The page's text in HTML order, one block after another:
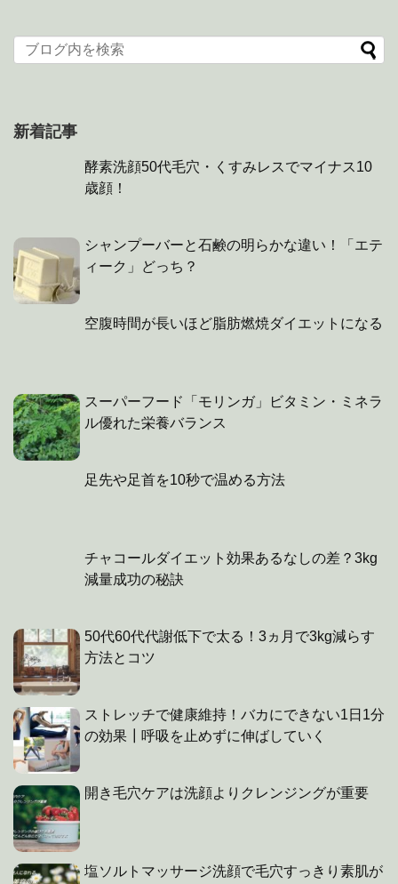
新着記事
酵素洗顔50代毛穴・くすみレスでマイナス10
歳顔！
シャンプーバーと石鹸の明らかな違い！「エテ
ィーク」どっち？
空腹時間が長いほど脂肪燃焼ダイエットになる
スーパーフード「モリンガ」ビタミン・ミネラ
ル優れた栄養バランス
足先や足首を10秒で温める方法
チャコールダイエット効果あるなしの差？3kg
減量成功の秘訣
50代60代代謝低下で太る！3ヵ月で3kg減らす
方法とコツ
ストレッチで健康維持！バカにできない1日1分
の効果┃呼吸を止めずに伸ばしていく
開き毛穴ケアは洗顔よりクレンジングが重要
塩ソルトマッサージ洗顔で毛穴すっきり素肌が